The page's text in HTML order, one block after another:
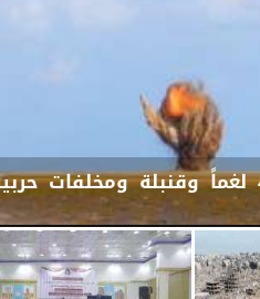
”مسام” يتلف 4100 لغماً وقنبلة ومخلفات